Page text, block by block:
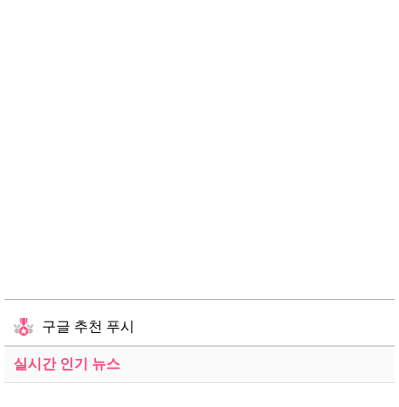
구글 추천 푸시
실시간 인기 뉴스